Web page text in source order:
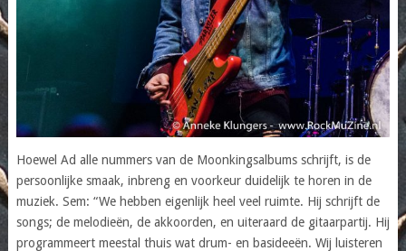
Hoewel Ad alle nummers van de Moonkingsalbums schrijft, is de
persoonlijke smaak, inbreng en voorkeur duidelijk te horen in de
muziek. Sem: “We hebben eigenlijk heel veel ruimte. Hij schrijft de
songs; de melodieën, de akkoorden, en uiteraard de gitaarpartij. Hij
programmeert meestal thuis wat drum- en basideeën. Wij luisteren